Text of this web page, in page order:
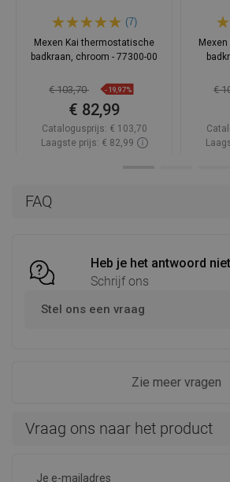
FAQ
Heb je het antwoord
Schrijf ons
Stel ons een vraag
Zie meer vragen
Vraag ons naar het product
(7)
Mexen Kai thermostatische
badkraan, chroom - 77300-00
€ 103,70 -19,97%
€ 82,99
Catalogusprijs: € 103,70
Laagste prijs: € 82,99
€